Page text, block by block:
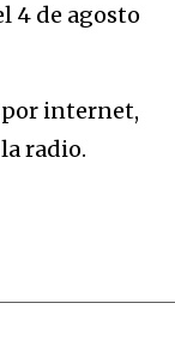
4 de agosto
por internet,
radio.